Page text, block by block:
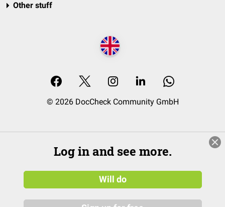
Other stuff
© 2026 DocCheck Community GmbH
Log in and see more.
Will do